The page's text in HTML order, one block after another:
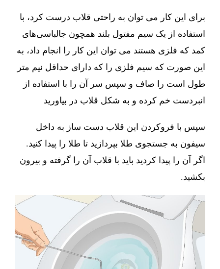
برای این کار می توان به راحتی قلاب درست کرد، با
استفاده از یک سیم مفتول بلند همچون جالباسی‌های
کمد که فلزی هستند می توان این کار را انجام داد، به
این صورت که سیم فلزی را که دارای حداقل نیم متر
طول است را صاف و سپس سر آن را با استفاده از
انبردست خم کرده و به شکل قلاب در بیاورید
سپس با فروکردن این قلاب دست ساز به داخل
سیفون به جستجوی طلا بپردازید تا طلا را پیدا کنید.
اگر آن را پیدا کردید باید با قلاب آن را گرفته و بیرون
بکشید.